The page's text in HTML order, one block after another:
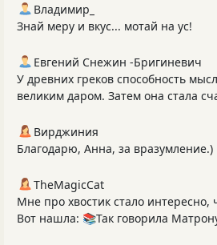
Владимир_
Знай меру и вкус... мотай на ус!
Евгений Снежин -Бригиневич
У древних греков способность
великим даром. Затем она стала
Вирджиния
Благодарю, Анна, за вразумление.)
TheMagicCat
Мне про хвостик стало интересно,
Вот нашла: 📚Так говорила